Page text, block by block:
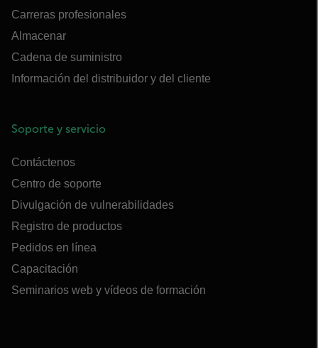
Carreras profesionales
Almacenar
Cadena de suministro
Información del distribuidor y del cliente
Soporte y servicio
Contáctenos
Centro de soporte
Divulgación de vulnerabilidades
Registro de productos
Pedidos en línea
Capacitación
Seminarios web y vídeos de formación